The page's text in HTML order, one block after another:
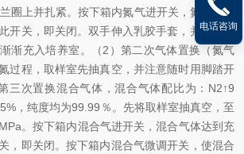
圈上并扎紧。按下箱内氮气进开关，氮气即达
开关，即关闭。双手伸入乳胶手套，并随即踏
渐充入培养室。（2）第二次气体置换（氮气
过程，取样室先抽真空，并注意随时用脚踏开
三次置换混合气体，混合气体配比为：N2↑9
，纯度均为99.99％。先将取样室抽真空，至
。按下箱内混合气进开关，混合气体达到充
，即关闭。按下箱内混合气微调开关，使混合
电话咨询